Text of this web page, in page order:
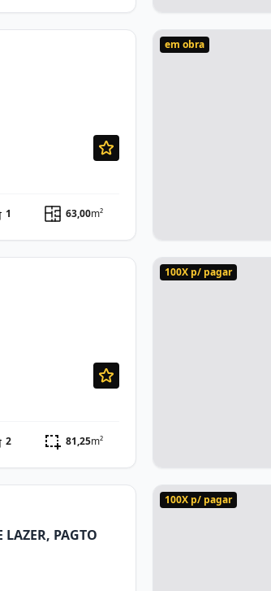
1 63,00m²
em obra
2 81,25m²
100X p/ pagar
LAZER, PAGTO
100X p/ pagar